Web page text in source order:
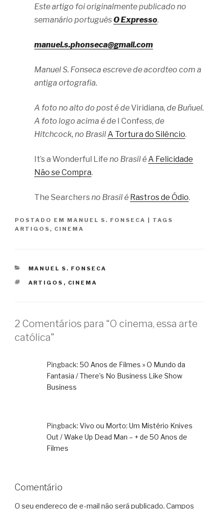
Este artigo foi originalmente publicado no
semanário portuguêsO Expresso.
manuel.s.phonseca@gmail.com
Manuel S. Fonseca escreve de acordteo com a
antiga ortografia.
A foto no alto do post é deViridiana, de Buñuel.
A foto logo acima é de I Confess, de
Hitchcock, no Brasil A Tortura do Silêncio.
It’s a Wonderful Life no Brasil é A Felicidade
Não se Compra.
The Searchersno Brasil é Rastros de Ódio.
POSTADO EM MANUEL S. FONSECA | TAGS
ARTIGOS , CINEMA
CATEGORIAS
MANUEL S. FONSECA
TAGS
ARTIGOS , CINEMA
2 Comentários para “O cinema, essa arte
católica”
Pingback: 50 Anos de Filmes » O Mundo da
Fantasia / There’s No Business Like Show
Business
Pingback: Vivo ou Morto: Um Mistério Knives
Out / Wake Up Dead Man – + de 50 Anos de
Filmes
Comentário
O seu endereço de e-mail não será publicado. Campos